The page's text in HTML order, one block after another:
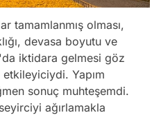
tamamlanmış olması,
devasa boyutu ve
iktidara gelmesi göz
etkileyiciydi. Yapım
sonuç muhteşemdi.
ağırlamakla